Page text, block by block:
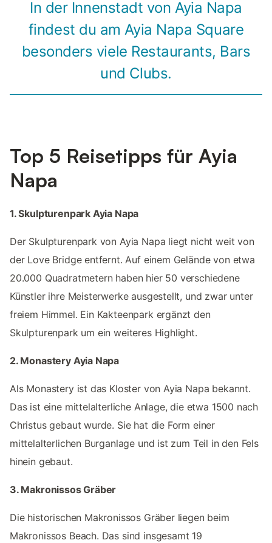
In der Innenstadt von Ayia Napa
findest du am Ayia Napa Square
besonders viele Restaurants, Bars
und Clubs.
Top 5 Reisetipps für Ayia
Napa
1. Skulpturenpark Ayia Napa
Der Skulpturenpark von Ayia Napa liegt nicht weit von
der Love Bridge entfernt. Auf einem Gelände von etwa
20.000 Quadratmetern haben hier 50 verschiedene
Künstler ihre Meisterwerke ausgestellt, und zwar unter
freiem Himmel. Ein Kakteenpark ergänzt den
Skulpturenpark um ein weiteres Highlight.
2. Monastery Ayia Napa
Als Monastery ist das Kloster von Ayia Napa bekannt.
Das ist eine mittelalterliche Anlage, die etwa 1500 nach
Christus gebaut wurde. Sie hat die Form einer
mittelalterlichen Burganlage und ist zum Teil in den Fels
hinein gebaut.
3. Makronissos Gräber
Die historischen Makronissos Gräber liegen beim
Makronissos Beach. Das sind insgesamt 19